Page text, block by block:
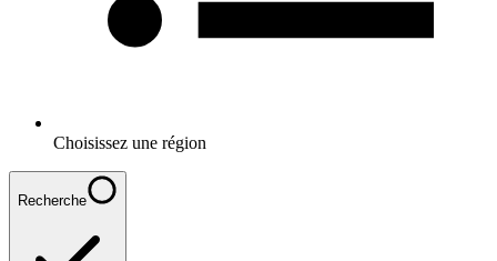
Choisissez une région
Recherche